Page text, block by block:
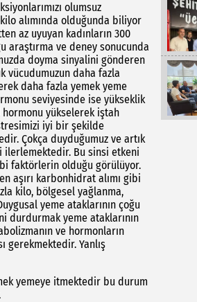
olumsuz
alımında olduğunda biliyor
az uyuyan kadınların 300
araştırma ve deney sonucunda
doyma sinyalini gönderen
vücudumuzun daha fazla
daha fazla yemek yeme
seviyesinde ise yükseklik
yükselerek iştah
iyi bir şekilde
Çokça duyduğumuz ve artık
ilerlemektedir. Bu sinsi etkeni
faktörlerin olduğu görülüyor.
aşırı karbonhidrat alımı gibi
kilo, bölgesel yağlanma,
yeme ataklarının çoğu
durdurmak yeme ataklarının
ve hormonların
gerekmektedir. Yanlış
yemeye itmektedir bu durum